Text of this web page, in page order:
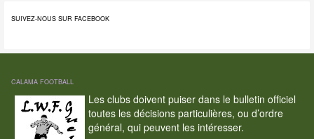
SUIVEZ-NOUS SUR FACEBOOK
CALAMA FOOTBALL
Les clubs doivent puiser dans le bulletin officiel
toutes les décisions particulières, ou d’ordre
général, qui peuvent les intéresser.